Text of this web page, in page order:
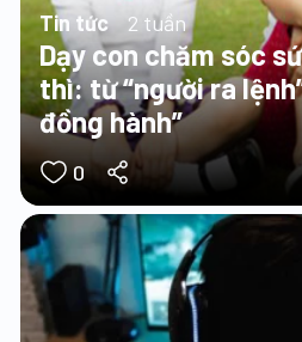
Tin tức 2 tuần
Dạy con chăm sóc
thì: từ “người ra
đồng hành”
0